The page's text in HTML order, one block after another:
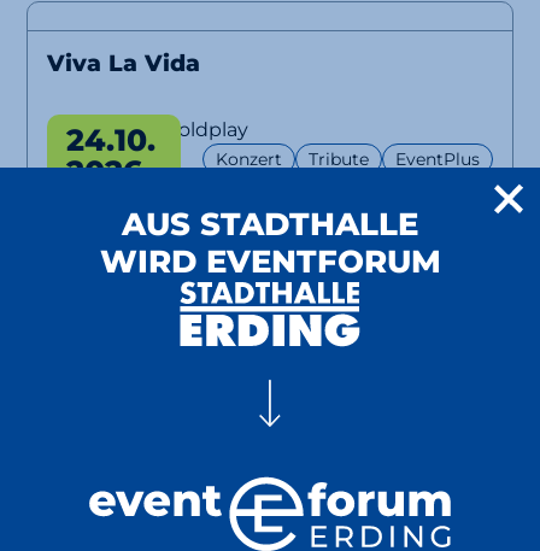
Viva La Vida
A Tribute to Coldplay
Konzert Tribute EventPlus
24.10.
2026
AUS STADTHALLE
WIRD EVENTFORUM